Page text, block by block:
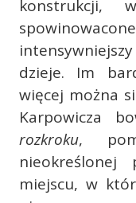
konstrukcji,
dzieje. Im
więcej można
Karpowicza
rozkroku,
nieokreślonej
miejscu, w